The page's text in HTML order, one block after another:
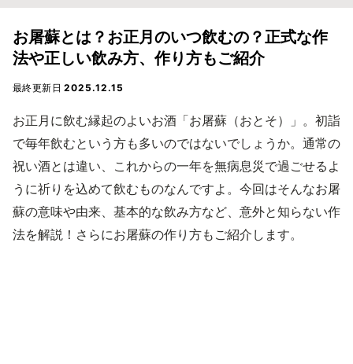
お屠蘇とは？お正月のいつ飲むの？正式な作
法や正しい飲み方、作り方もご紹介
最終更新日2025.12.15
お正月に飲む縁起のよいお酒「お屠蘇（おとそ）」。初詣
で毎年飲むという方も多いのではないでしょうか。通常の
祝い酒とは違い、これからの一年を無病息災で過ごせるよ
うに祈りを込めて飲むものなんですよ。今回はそんなお屠
蘇の意味や由来、基本的な飲み方など、意外と知らない作
法を解説！さらにお屠蘇の作り方もご紹介します。